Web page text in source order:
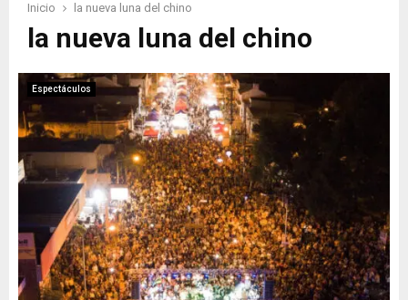
Inicio la nueva luna del chino
la nueva luna del chino
Espectáculos